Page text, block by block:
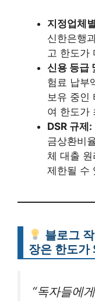
지정업체
신한은행
고 한도가
신용 등급
험료 납부
보유 중인
여 한도가
DSR 규제:
금상환비
체 대출
제한될 수
블로그
장은 한도가
“독자들에